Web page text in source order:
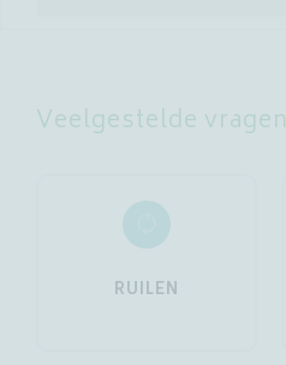
Veelgestelde vragen
RUILEN